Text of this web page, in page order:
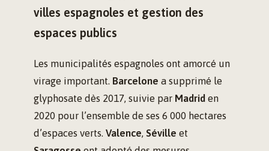
villes espagnoles et gestion des
espaces publics
Les municipalités espagnoles ont amorcé un
virage important. Barcelone a supprimé le
glyphosate dès 2017, suivie par Madrid en
2020 pour l’ensemble de ses 6 000 hectares
d’espaces verts. Valence, Séville et